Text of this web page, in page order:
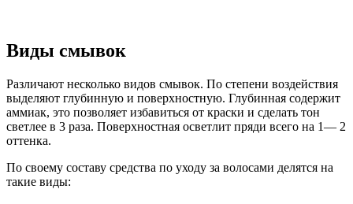
Виды смывок
Различают несколько видов смывок. По степени воздействия
выделяют глубинную и поверхностную. Глубинная содержит
аммиак, это позволяет избавиться от краски и сделать тон
светлее в 3 раза. Поверхностная осветлит пряди всего на 1— 2
оттенка.
По своему составу средства по уходу за волосами делятся на
такие виды: